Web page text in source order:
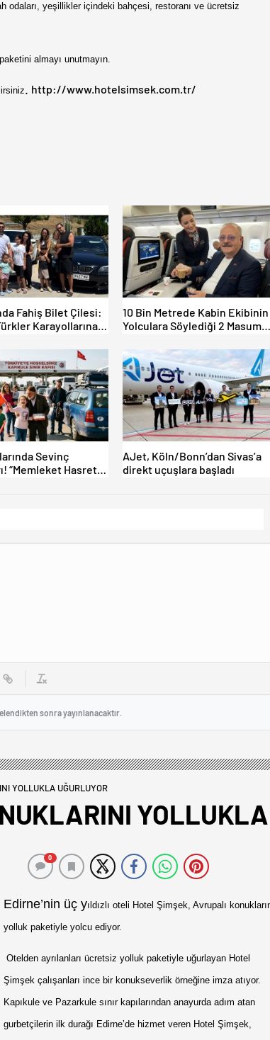
odaları, yeşillikler içindeki bahçesi, restoranı ve ücretsiz
almayı unutmayın.
. http://www.hotelsimsek.com.tr/
Fahiş Bilet Çilesi:
Karayollarına
10 Bin Metrede Kabin Ekibinin
Yolculara Söylediği 2 Masum
Sevinç
“Memleket Hasreti
AJet, Köln/Bonn’dan Sivas’a
direkt uçuşlara başladı
sonra yayınlanacaktır.
YOLLUKLA UĞURLUYOR
0
Edirne’nin üç yıldızlı oteli Hotel Şimşek, Avrupalı
yolluk paketiyle yolcu ediyor.
Otelden ayrılanları ücretsiz yolluk paketiyle uğurlayan Hotel
Şimşek çalışanları ince bir konukseverlik örneğine imza atıyor.
Kapıkule ve Pazarkule sınır kapılarından anayurda adım atan
gurbetçilerin ilk durağı Edirne’de hizmet veren Hotel Şimşek,